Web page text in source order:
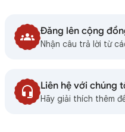
Đăng lên cộng
Nhận câu trả lời từ
Liên hệ với chúng
Hãy giải thích thêm